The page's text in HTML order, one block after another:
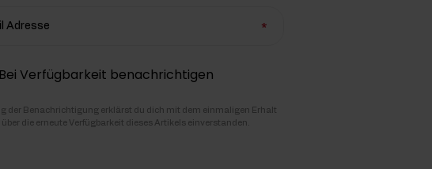
Adresse
Bei Verfügbarkeit benachrichtigen
der Benachrichtigung erklärst du dich mit dem einmaligen Erhalt
die erneute Verfügbarkeit dieses Artikels einverstanden.